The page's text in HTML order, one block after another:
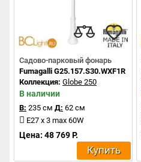
Садово-парковый фонарь
Fumagalli G25.157.S30.WXF1R
Коллекция: Globe 250
В наличии
В: 235 см Д: 62 см
E27 x 3 max 60W
Цена: 48 769 Р.
Купить